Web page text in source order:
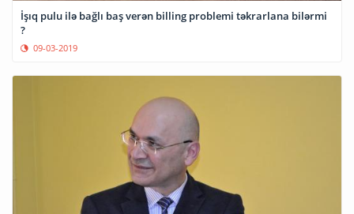
İşıq pulu ilə bağlı baş verən billing problemi təkrarlana bilərmi
?
09-03-2019